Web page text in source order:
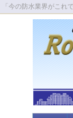
「今の防水業界がこ